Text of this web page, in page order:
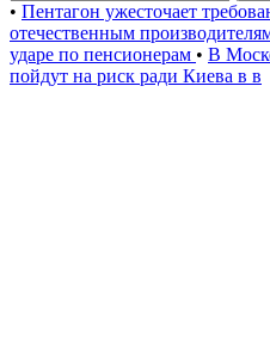
• Пентагон ужесточает
отечественным
ударе по пенсионерам • В
пойдут на риск ради Киева в в